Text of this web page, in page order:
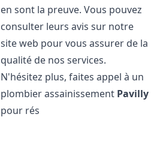
en sont la preuve. Vous pouvez
consulter leurs avis sur notre
site web pour vous assurer de la
qualité de nos services.
N'hésitez plus, faites appel à un
plombier assainissement Pavilly
pour rés